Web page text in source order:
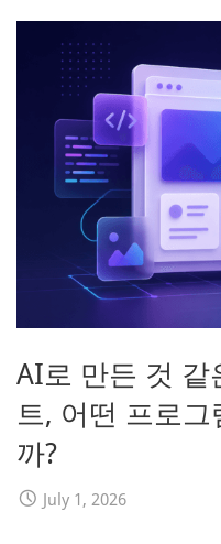
AI로 만든 것 같
트, 어떤 프로
까?
July 1, 2026